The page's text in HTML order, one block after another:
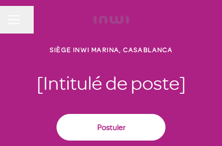
SIÈGE INWI MARINA, CASABLANCA
[Intitulé de poste]
Postuler